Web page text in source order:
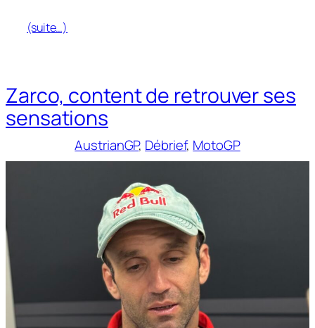
(suite…)
Zarco, content de retrouver ses
sensations
AustrianGP, Débrief, MotoGP